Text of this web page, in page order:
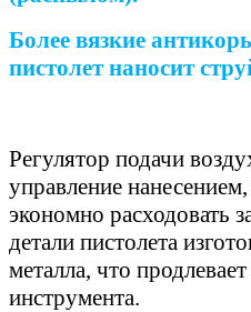
Более вязкие
пистолет наносит
Регулятор подачи
управление
экономно расходовать
детали пистолета
металла, что
инструмента.